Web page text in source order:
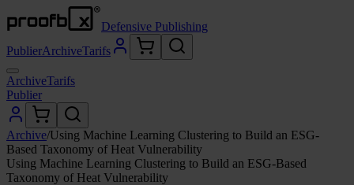
Defensive Publishing
PublierArchiveTarifs
ArchiveTarifs
Publier
Archive/Using Machine Learning Clustering to Build an ESG-
Based Taxonomy of Heat Vulnerability
Using Machine Learning Clustering to Build an ESG-Based
Taxonomy of Heat Vulnerability